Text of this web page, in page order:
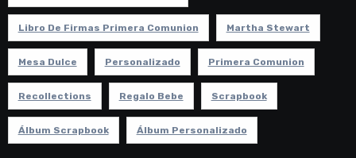
Libro De Firmas Primera Comunion Martha Stewart
Mesa Dulce Personalizado Primera Comunion
Recollections Regalo Bebe Scrapbook
Álbum Scrapbook Álbum Personalizado